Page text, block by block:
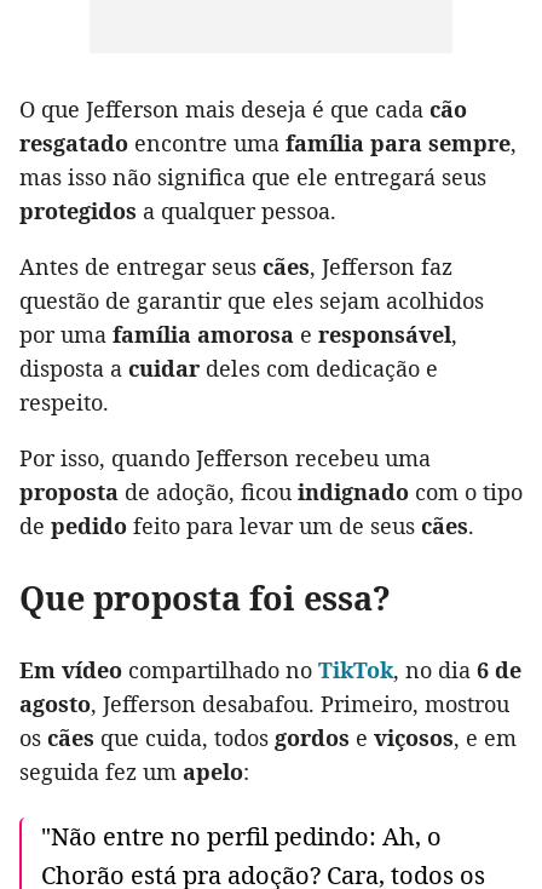
O que Jefferson mais deseja é que cada cão
resgatado encontre uma família para sempre,
mas isso não significa que ele entregará seus
protegidos a qualquer pessoa.
Antes de entregar seus cães, Jefferson faz
questão de garantir que eles sejam acolhidos
por uma família amorosa e responsável,
disposta a cuidar deles com dedicação e
respeito.
Por isso, quando Jefferson recebeu uma
proposta de adoção, ficou indignado com o tipo
de pedido feito para levar um de seus cães.
Que proposta foi essa?
Em vídeo compartilhado no TikTok, no dia 6 de
agosto, Jefferson desabafou. Primeiro, mostrou
os cães que cuida, todos gordos e viçosos, e em
seguida fez um apelo:
"Não entre no perfil pedindo: Ah, o
Chorão está pra adoção? Cara, todos os